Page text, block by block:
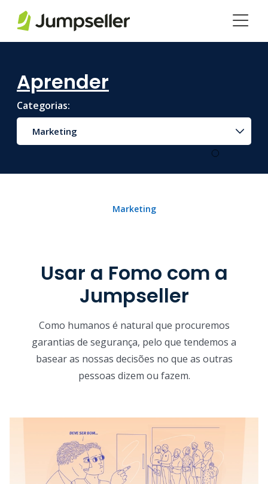
Aprender
Categorias:
Marketing
Marketing
Usar a Fomo com a
Jumpseller
Como humanos é natural que procuremos
garantias de segurança, pelo que tendemos a
basear as nossas decisões no que as outras
pessoas dizem ou fazem.